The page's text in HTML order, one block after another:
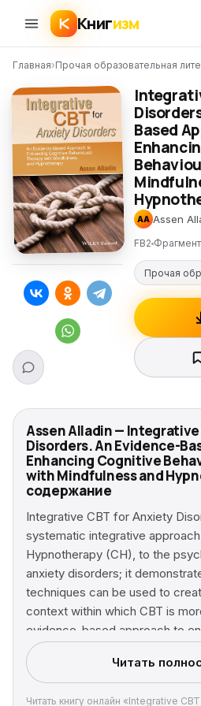
Книгизм
Главная›Прочая образовательная
Based
AA Assen
FB2 Фрагмент
Прочая
Assen Alladin —
Disorders. An Evidence-
Enhancing Cognitive
with Mindfulness and
содержание
Integrative CBT for Anxiety
systematic integrative
Hypnotherapy (CH), to the
anxiety disorders; it
techniques can be used to
context within which CBT is
evidence-based approach to
hypnosis and mindfulness when
disorders shows how simple
to create a therapeutic context
Читать
Читать книгу онлайн «Integrative